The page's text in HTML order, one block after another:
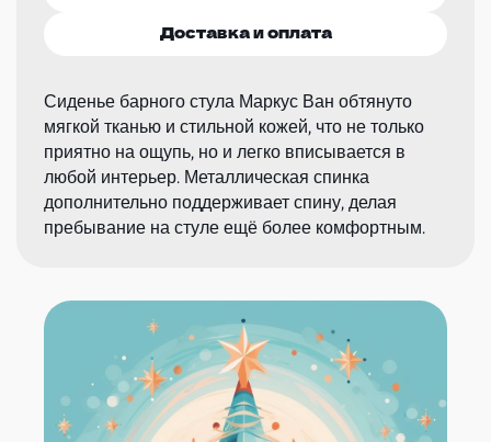
Доставка и оплата
Сиденье барного стула Маркус Ван обтянуто
мягкой тканью и стильной кожей, что не только
приятно на ощупь, но и легко вписывается в
любой интерьер. Металлическая спинка
дополнительно поддерживает спину, делая
пребывание на стуле ещё более комфортным.